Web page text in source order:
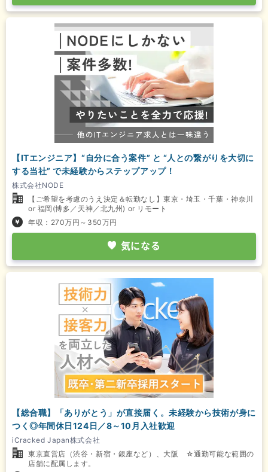
【ITエンジニア】“自分に合う案件” と “人との繋がりを大切に
する当社” で未経験からステップアップ！
株式会社NODE
【ご希望を考慮のうえ決定＆転勤なし】東京・埼玉・千葉・神奈川
or 福岡(博多／天神／北九州) or リモート
年収：270万円～350万円
気になる
【総合職】「ありがとう」が直接届く。未経験から技術が身に
つく◎年間休日124日／8～10月入社歓迎
iCracked Japan株式会社
東京直営店（渋谷・新宿・銀座など）、大阪 ☆通勤可能な範囲の
店舗に配属します。